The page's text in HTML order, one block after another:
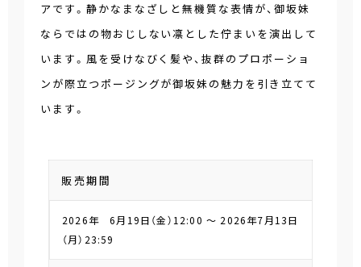
アです。静かなまなざしと無機質な表情が、御坂妹
ならではの物おじしない凛とした佇まいを演出して
います。風を受けなびく髪や、抜群のプロポーショ
ンが際立つポージングが御坂妹の魅力を引き立てて
います。
販売期間
2026年 6月19日（金）12:00 ～ 2026年7月13日
（月）23:59